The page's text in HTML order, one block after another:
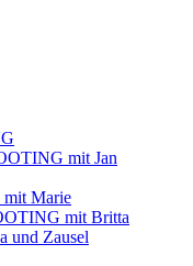
mit Jan
Marie
mit Britta
und Zausel